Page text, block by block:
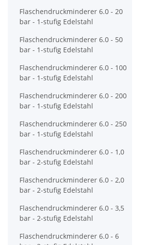
Flaschendruckminderer 6.0 - 20
bar - 1-stufig Edelstahl
Flaschendruckminderer 6.0 - 50
bar - 1-stufig Edelstahl
Flaschendruckminderer 6.0 - 100
bar - 1-stufig Edelstahl
Flaschendruckminderer 6.0 - 200
bar - 1-stufig Edelstahl
Flaschendruckminderer 6.0 - 250
bar - 1-stufig Edelstahl
Flaschendruckminderer 6.0 - 1,0
bar - 2-stufig Edelstahl
Flaschendruckminderer 6.0 - 2,0
bar - 2-stufig Edelstahl
Flaschendruckminderer 6.0 - 3,5
bar - 2-stufig Edelstahl
Flaschendruckminderer 6.0 - 6